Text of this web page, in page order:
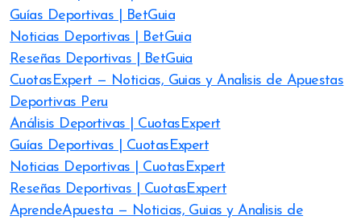
Guías Deportivas | BetGuia
Noticias Deportivas | BetGuia
Reseñas Deportivas | BetGuia
CuotasExpert — Noticias, Guias y Analisis de Apuestas
Deportivas Peru
Análisis Deportivas | CuotasExpert
Guías Deportivas | CuotasExpert
Noticias Deportivas | CuotasExpert
Reseñas Deportivas | CuotasExpert
AprendeApuesta — Noticias, Guias y Analisis de